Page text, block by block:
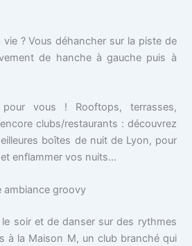
? Vous déhancher sur la piste de
de hanche à gauche puis à
vous ! Rooftops, terrasses,
clubs/restaurants : découvrez
boîtes de nuit de Lyon, pour
enflammer vos nuits…
ambiance groovy
soir et de danser sur des rythmes
à la Maison M, un club branché qui